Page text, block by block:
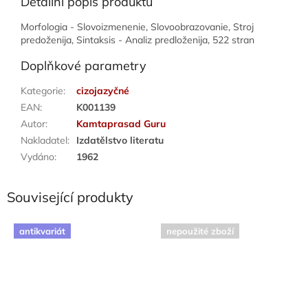
Morfologia - Slovoizmenenie, Slovoobrazovanie, Stroj
predoženija, Sintaksis - Analiz predloženija, 522 stran
Doplňkové parametry
Kategorie:
cizojazyčné
EAN:
K001139
Autor:
Kamtaprasad Guru
Nakladatel:
Izdatělstvo literatu
Vydáno: 1962
Související produkty
antikvariát nepoužité zboží